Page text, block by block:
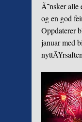
Ã˜nsker
og en god
Oppdaterer
januar med